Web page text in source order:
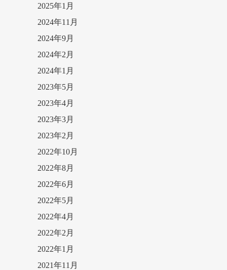
2025年1月
2024年11月
2024年9月
2024年2月
2024年1月
2023年5月
2023年4月
2023年3月
2023年2月
2022年10月
2022年8月
2022年6月
2022年5月
2022年4月
2022年2月
2022年1月
2021年11月